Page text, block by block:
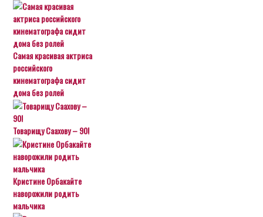
Самая красивая актриса
российского
кинематографа сидит
дома без ролей
Товарищу Саахову – 90!
Кристине Орбакайте
наворожили родить
мальчика